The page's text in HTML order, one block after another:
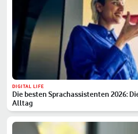
DIGITAL LIFE
Die besten Sprachassistenten 2026:
Alltag